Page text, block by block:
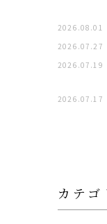
2026.08.01
2026.07.27
2026.07.19
2026.07.17
カテゴ